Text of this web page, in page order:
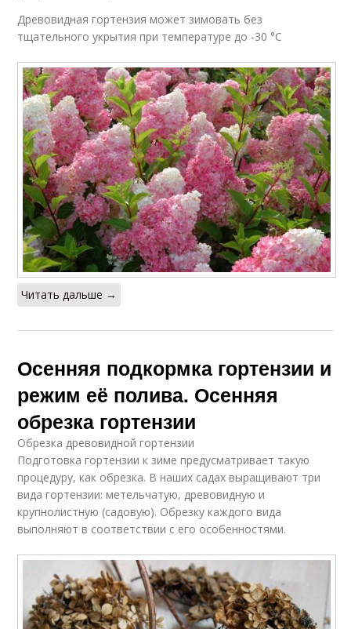
Древовидная гортензия может зимовать без
тщательного укрытия при температуре до -30 °С
Читать дальше →
Осенняя подкормка гортензии и
режим её полива. Осенняя
обрезка гортензии
Обрезка древовидной гортензии
Подготовка гортензии к зиме предусматривает такую
процедуру, как обрезка. В наших садах выращивают три
вида гортензии: метельчатую, древовидную и
крупнолистную (садовую). Обрезку каждого вида
выполняют в соответствии с его особенностями.